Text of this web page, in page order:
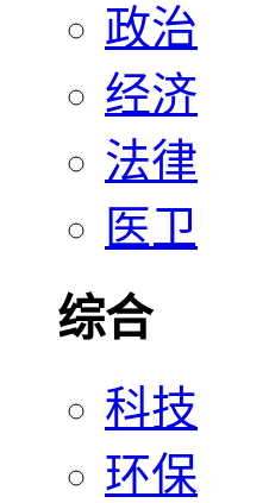
政治
经济
法律
医卫
综合
科技
环保